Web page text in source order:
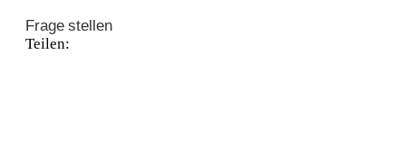
Frage stellen
Teilen: